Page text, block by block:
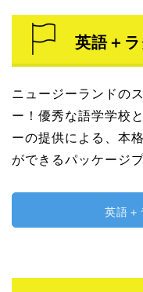
英語＋
ニュージーランドの
ー！優秀な語学学校
ーの提供による、本
ができるパッケージ
英語＋